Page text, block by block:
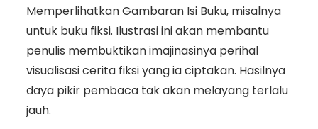
Memperlihatkan Gambaran Isi Buku, misalnya
untuk buku fiksi. Ilustrasi ini akan membantu
penulis membuktikan imajinasinya perihal
visualisasi cerita fiksi yang ia ciptakan. Hasilnya
daya pikir pembaca tak akan melayang terlalu
jauh.